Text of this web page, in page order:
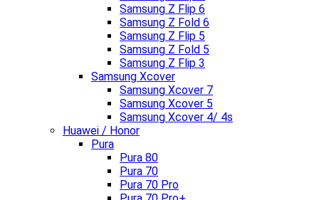
Samsung Z Flip 6
Samsung Z Fold 6
Samsung Z Flip 5
Samsung Z Fold 5
Samsung Z Flip 3
Samsung Xcover
Samsung Xcover 7
Samsung Xcover 5
Samsung Xcover 4/ 4s
Huawei / Honor
Pura
Pura 80
Pura 70
Pura 70 Pro